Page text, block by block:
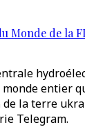
Monde de la
monde entier
de la terre
Telegram.